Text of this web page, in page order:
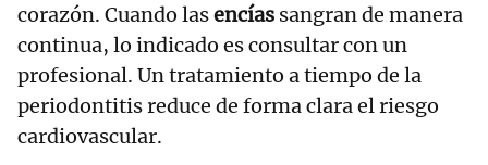
corazón. Cuando lasencías sangran de manera
continua, lo indicado es consultar con un
profesional. Un tratamiento a tiempo de la
periodontitis reduce de forma clara el riesgo
cardiovascular.